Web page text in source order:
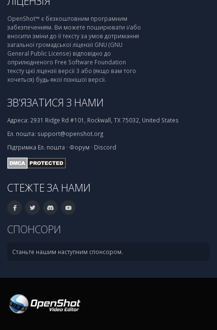
OpenShot™ є безкоштовним програмним
забезпеченням. Ви можете поширювати і/або
вносити зміни до її тексту за умов дотримання
загальної громадської ліцензії GNU (GNU
General Public License) відповідно до
оприлюдненого Free Software Foundation
тексту цієї ліцензії версії 3 або (якщо вам того
хочеться) будь-якої пізнішої версії.
ЗВ’ЯЗАТИСЯ З НАМИ
Адреса: 2931 Ridge Rd #101, Rockwall, TX 75032, United States
Ел. пошта: support@openshot.org
Підтримка Ел. пошта · Форум · Discord
СТЕЖТЕ ЗА НАМИ
СПОНСОРИ
Станьте нашим наступним спонсором.